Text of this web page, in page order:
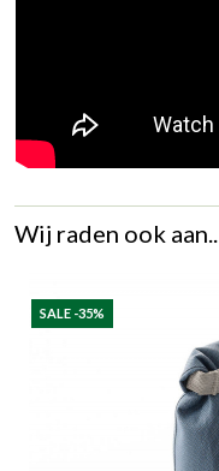
Wij raden ook aan..
SALE -35%